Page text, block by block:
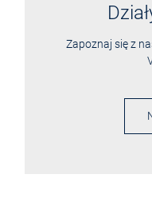
Zapoznaj się z